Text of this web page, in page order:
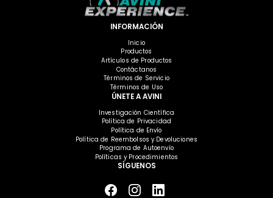
INFORMACIÓN
Inicio
Productos
Artículos de Productos
Contáctanos
Términos de Servicio
Términos de Uso
ÚNETE A AVINI
Investigación Científica
Política de Privacidad
Política de Envío
Política de Reembolsos y Devoluciones
Programa de Autoenvío
Políticas y Procedimientos
SÍGUENOS